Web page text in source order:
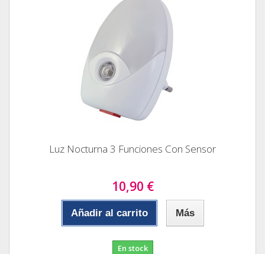
Luz Nocturna 3 Funciones Con Sensor
10,90 €
Añadir al carrito Más
En stock